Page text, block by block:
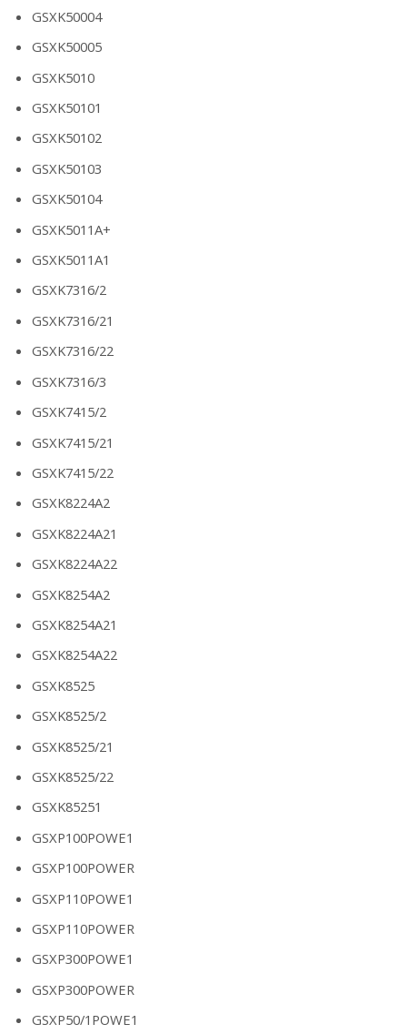
GSXK50004
GSXK50005
GSXK5010
GSXK50101
GSXK50102
GSXK50103
GSXK50104
GSXK5011A+
GSXK5011A1
GSXK7316/2
GSXK7316/21
GSXK7316/22
GSXK7316/3
GSXK7415/2
GSXK7415/21
GSXK7415/22
GSXK8224A2
GSXK8224A21
GSXK8224A22
GSXK8254A2
GSXK8254A21
GSXK8254A22
GSXK8525
GSXK8525/2
GSXK8525/21
GSXK8525/22
GSXK85251
GSXP100POWE1
GSXP100POWER
GSXP110POWE1
GSXP110POWER
GSXP300POWE1
GSXP300POWER
GSXP50/1POWE1